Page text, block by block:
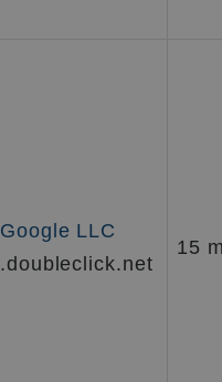
Google LLC
.doubleclick.net
15